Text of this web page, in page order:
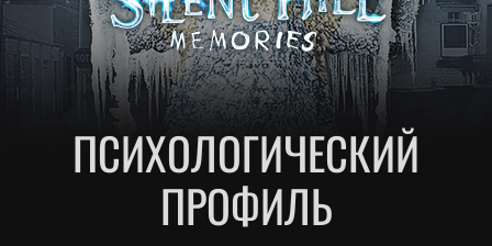
ПСИХОЛОГИЧЕСКИЙ
ПРОФИЛЬ